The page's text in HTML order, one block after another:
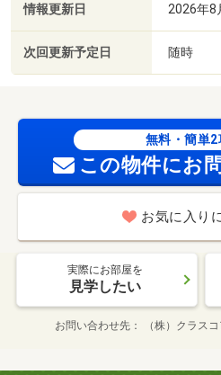
情報更新日 2026年8
次回更新予定日 随時
無料・簡単2
この物件にお
お気に入り
実際にお部屋を
見学したい
お問い合わせ先 （株）クラス